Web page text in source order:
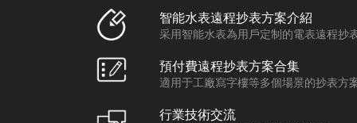
智能水表遠程抄表方案介紹
采用智能水表為用戶定制的電表遠程抄
預付費遠程抄表方案合集
適用于工廠寫字樓等多個場景的抄表方
行業技術交流